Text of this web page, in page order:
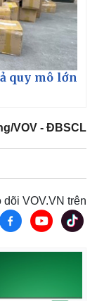
quy mô lớn
VOV - ĐBSCL
VOV.VN trên